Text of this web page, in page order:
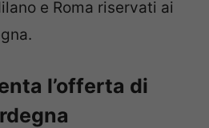
e Roma riservati ai
l’offerta di